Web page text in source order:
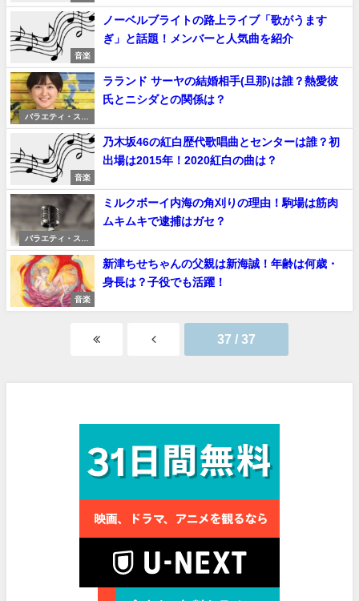
音楽
ノーベルブライトの路上ライブ「歌がうます
ぎ」と話題！メンバーと人気曲を紹介
バラエティ・スポ
ーツ
ラランド サーヤの結婚相手(旦那)は誰？熱愛彼
氏とニシダとの関係は？
音楽
乃木坂46の紅白歴代歌唱曲とセンターは誰？初
出場は2015年！2020紅白の曲は？
バラエティ・スポ
ーツ
ミルクボーイ内海の角刈りの理由！駒場は筋肉
ムキムキで逮捕はガセ？
音楽
新津ちせちゃんの父親は新海誠！年齢は何歳・
身長は？子役でも活躍！
37 / 37